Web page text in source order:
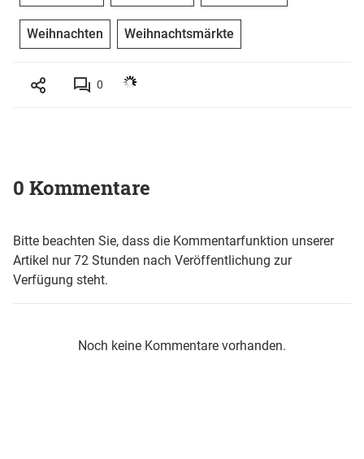
Weihnachten Weihnachtsmärkte
0
0 Kommentare
Bitte beachten Sie, dass die Kommentarfunktion unserer
Artikel nur 72 Stunden nach Veröffentlichung zur
Verfügung steht.
Noch keine Kommentare vorhanden.